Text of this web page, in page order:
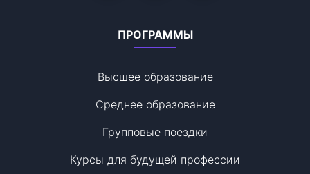
ПРОГРАММЫ
Высшее образование
Среднее образование
Групповые поездки
Курсы для будущей профессии